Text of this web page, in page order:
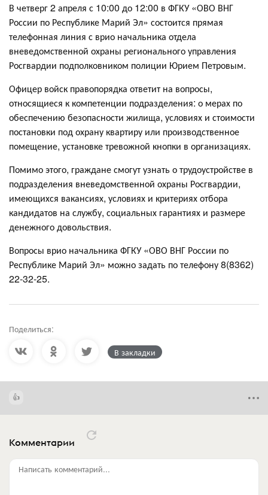
В четверг 2 апреля с 10:00 до 12:00 в ФГКУ «ОВО ВНГ
России по Республике Марий Эл» состоится прямая
телефонная линия с врио начальника отдела
вневедомственной охраны регионального управления
Росгвардии подполковником полиции Юрием Петровым.
Офицер войск правопорядка ответит на вопросы,
относящиеся к компетенции подразделения: о мерах по
обеспечению безопасности жилища, условиях и стоимости
постановки под охрану квартиру или производственное
помещение, установке тревожной кнопки в организациях.
Помимо этого, граждане смогут узнать о трудоустройстве в
подразделения вневедомственной охраны Росгвардии,
имеющихся вакансиях, условиях и критериях отбора
кандидатов на службу, социальных гарантиях и размере
денежного довольствия.
Вопросы врио начальника ФГКУ «ОВО ВНГ России по
Республике Марий Эл» можно задать по телефону 8(8362)
22-32-25.
Поделиться:
В закладки
Комментарии
Написать комментарий...